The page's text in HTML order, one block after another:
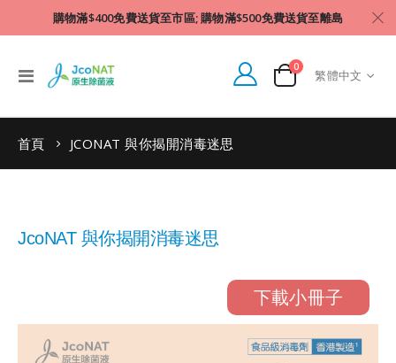
購物滿$400免費送貨至市區; 購物滿$500免費送貨至離島
Toggle
Nav
Cart
0件產品Language
繁體中文
首頁 JCONAT 與你揭開消毒迷思
JcoNAT 與你揭開消毒迷思
下載小冊子